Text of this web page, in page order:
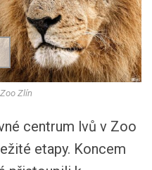
Zlín
centrum lvů v Zoo
etapy. Koncem